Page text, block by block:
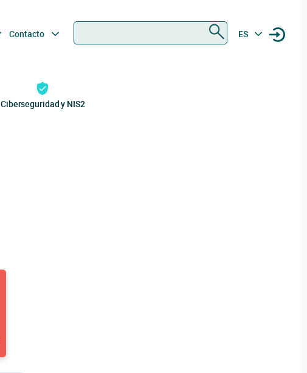
Contacto ES
Ciberseguridad y NIS2